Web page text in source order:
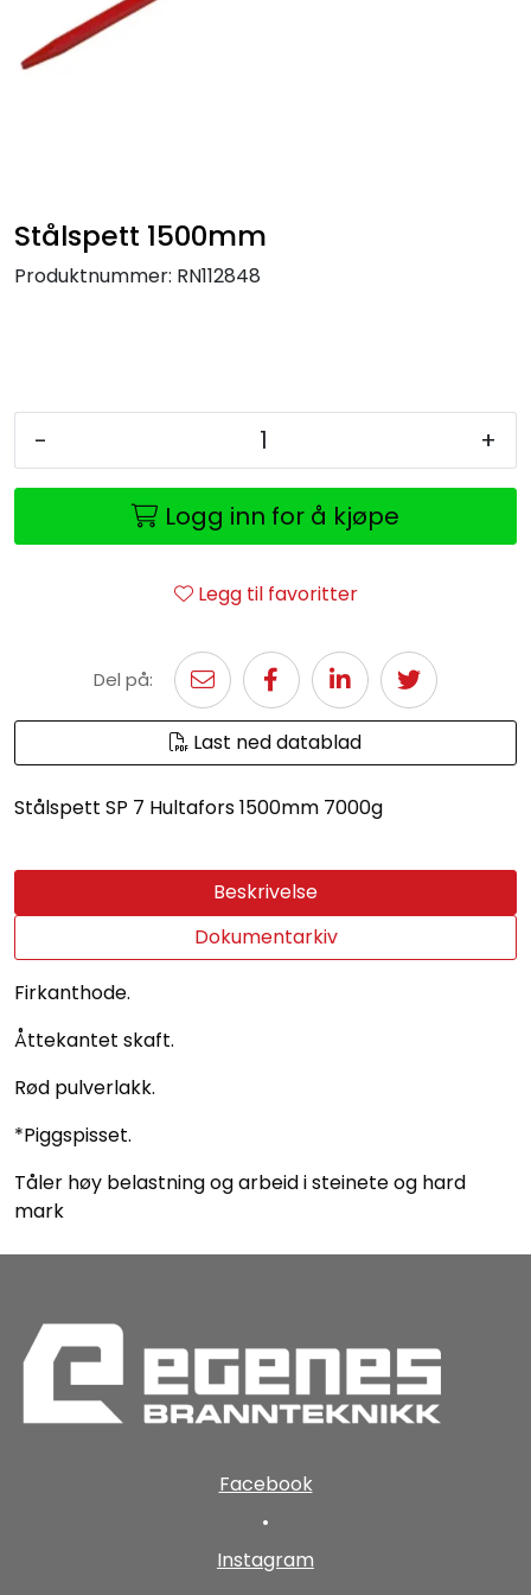
Stålspett 1500mm
Produktnummer: RN112848
- +
Logg inn for å kjøpe
Legg til favoritter
Del på:
Last ned datablad
Stålspett SP 7 Hultafors 1500mm 7000g
Beskrivelse
Dokumentarkiv
Firkanthode.
Åttekantet skaft.
Rød pulverlakk.
*Piggspisset.
Tåler høy belastning og arbeid i steinete og hard
mark
Facebook
•
Instagram